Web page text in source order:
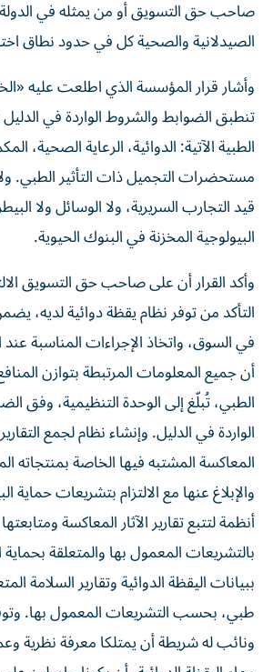
صاحب حق التسويق أو من يمثله في
الصيدلانية والصحية كل في حدود نطاق
وأشار قرار المؤسسة الذي اطلعت عليه
تنطبق الضوابط والشروط الواردة في
الطبية الآتية: الدوائية، الرعاية الصحية،
مستحضرات التجميل ذات التأثير الطبي.
قيد التجارب السريرية، ولا الوسائل ولا
البيولوجية المخزنة في البنوك الحيوية.
التأكد من توفر نظام يقظة دوائية لديه،
في السوق، واتخاذ الإجراءات المناسبة
أن جميع المعلومات المرتبطة بتوازن
الطبي، تُبلّغ إلى الوحدة التنظيمية، وفق
الواردة في الدليل. وإنشاء نظام لجمع
المعاكسة المشتبه فيها الخاصة بمنتجاته
والإبلاغ عنها مع الالتزام بتشريعات حماية
أنظمة لتتبع تقارير الآثار المعاكسة
بالتشريعات المعمول بها والمتعلقة بحماية
ببيانات اليقظة الدوائية وتقارير السلامة
طبي، بحسب التشريعات المعمول بها.
ونائب له شريطة أن يمتلكا معرفة نظرية